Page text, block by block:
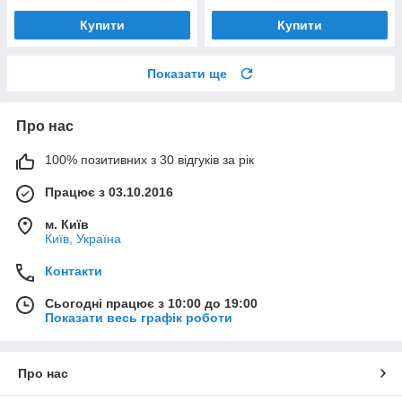
Купити Купити
Показати ще
Про нас
100% позитивних з 30 відгуків за рік
Працює з 03.10.2016
м. Київ
Київ, Україна
Контакти
Сьогодні працює з 10:00 до 19:00
Показати весь графік роботи
Про нас